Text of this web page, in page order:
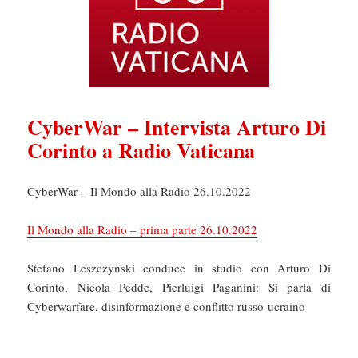
CyberWar – Intervista Arturo Di
Corinto a Radio Vaticana
CyberWar – Il Mondo alla Radio 26.10.2022
Il Mondo alla Radio – prima parte 26.10.2022
Stefano Leszczynski conduce in studio con Arturo Di
Corinto, Nicola Pedde, Pierluigi Paganini: Si parla di
Cyberwarfare, disinformazione e conflitto russo-ucraino